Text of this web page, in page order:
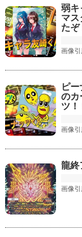
弱キ
マス
たぞ
画像引
ピ
のカ
ツ！
画像引
龍終
画像引